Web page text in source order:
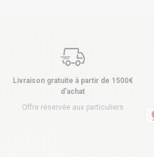
Livraison gratuite à partir de 1500€
d’achat
Offre réservée aux particuliers